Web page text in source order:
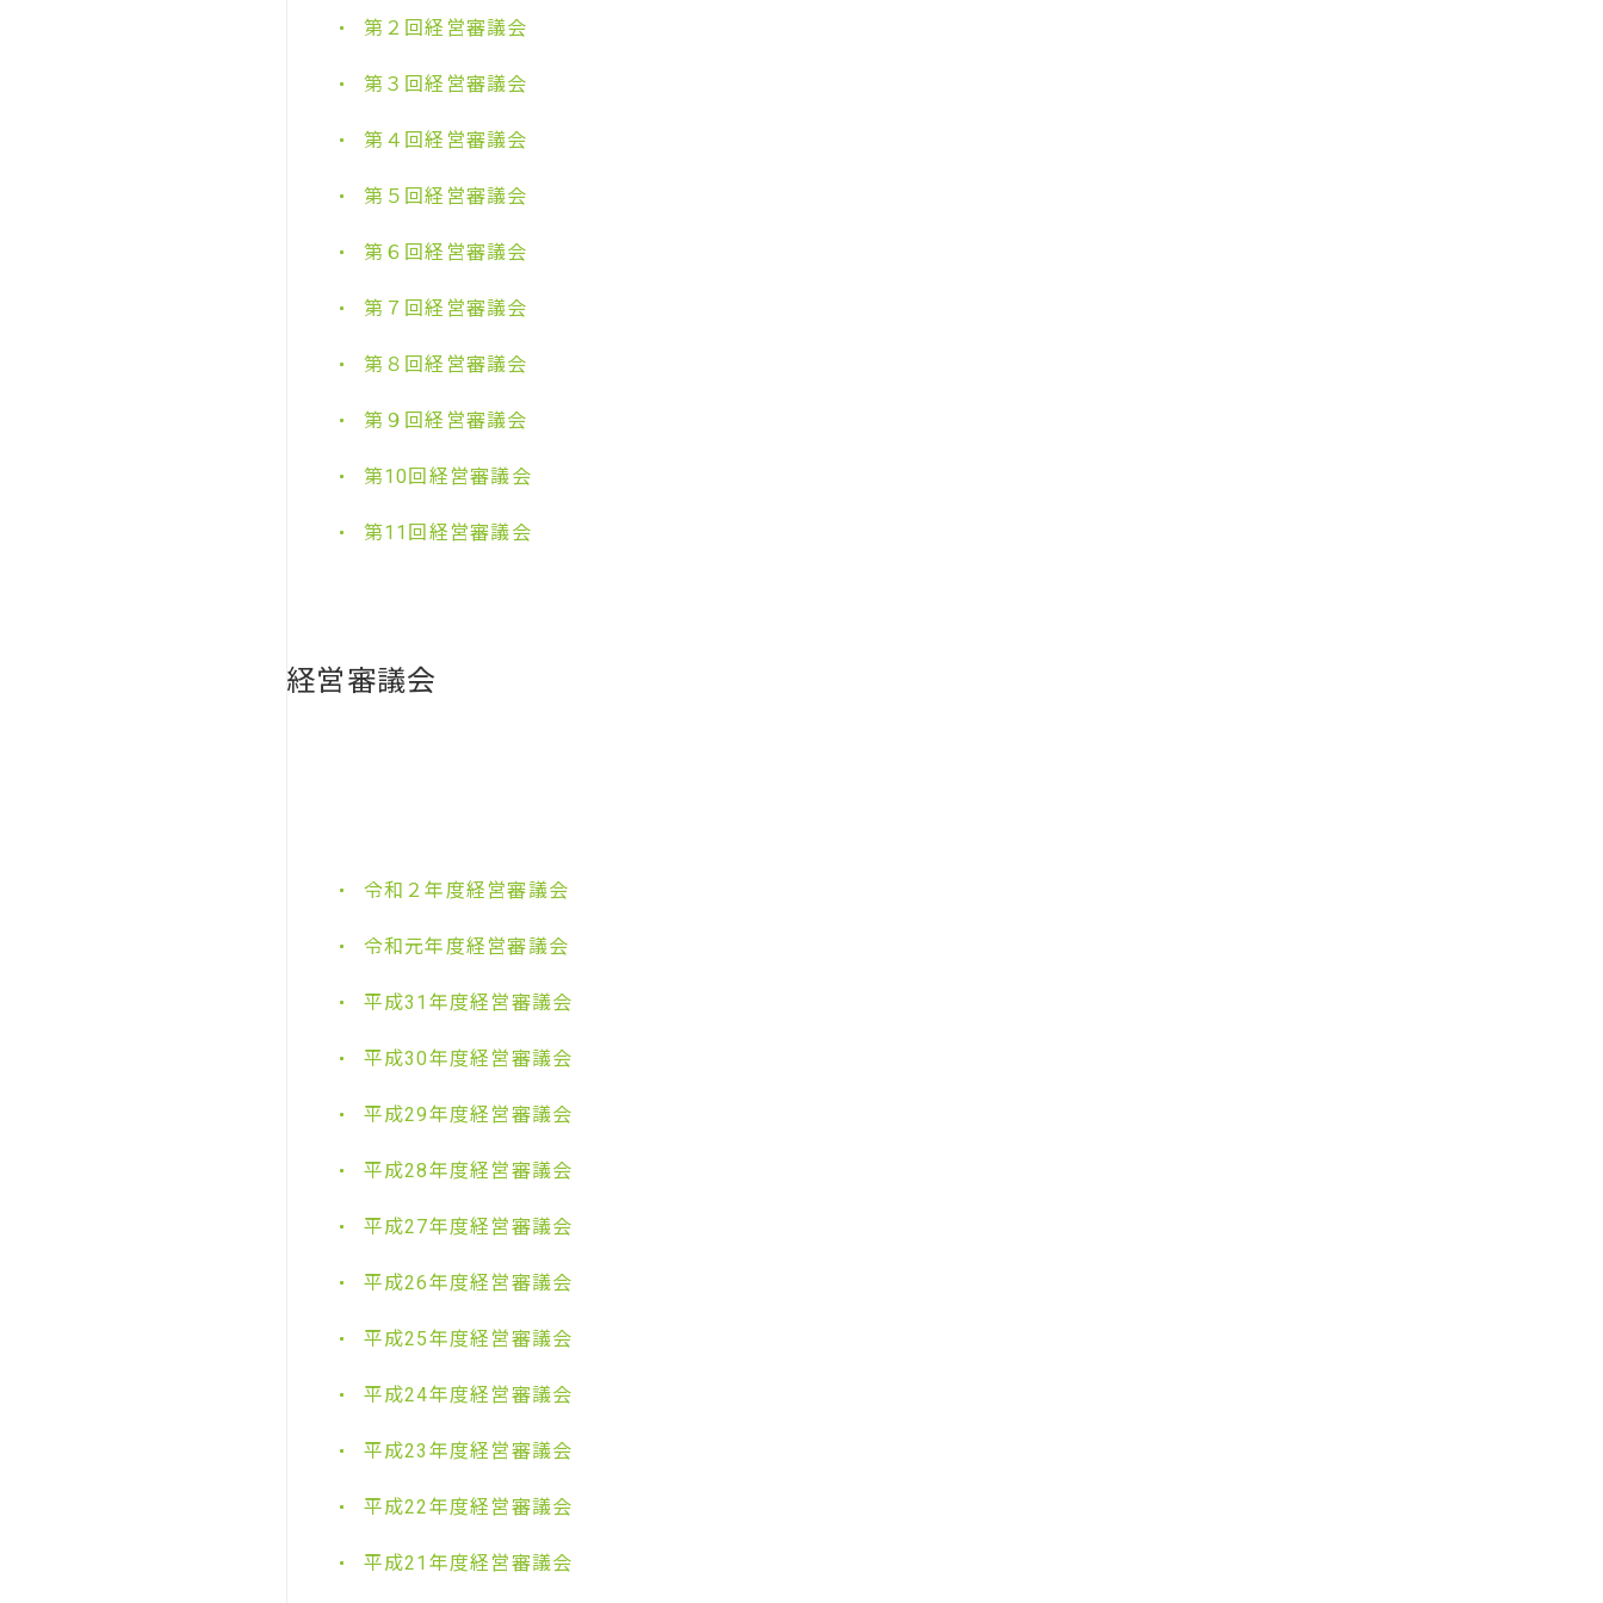
第２回経営審議会
第３回経営審議会
第４回経営審議会
第５回経営審議会
第６回経営審議会
第７回経営審議会
第８回経営審議会
第９回経営審議会
第10回経営審議会
第11回経営審議会
経営審議会
令和２年度経営審議会
令和元年度経営審議会
平成31年度経営審議会
平成30年度経営審議会
平成29年度経営審議会
平成28年度経営審議会
平成27年度経営審議会
平成26年度経営審議会
平成25年度経営審議会
平成24年度経営審議会
平成23年度経営審議会
平成22年度経営審議会
平成21年度経営審議会